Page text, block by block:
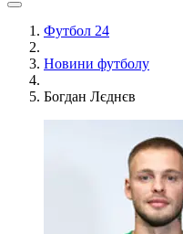
Футбол 24
Новини футболу
Богдан Лєднєв